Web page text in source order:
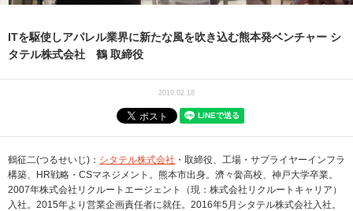
ITを駆使しアパレル業界に新たな風を吹き込む熊本発ベンチャー シ
タテル株式会社 鶴 取締役
2019.02.18
鶴征二(つるせいじ)： シタテル株式会社 ・取締役、工場・サプライヤーインフラ
構築、HR戦略・CSマネジメント。熊本市出身。濟々黌高校、神戸大学卒業。
2007年株式会社リクルートエージェント（現：株式会社リクルートキャリア）
入社。2015年より営業企画責任者に就任。2016年5月シタテル株式会社入社。